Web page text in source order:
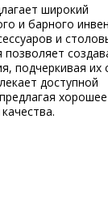
широкий
и барного
и
подчеркивая их
доступной
хорошее